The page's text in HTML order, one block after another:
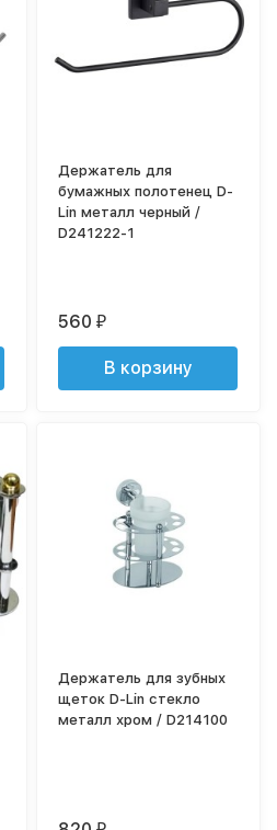
Держатель для
бумажных полотенец D-
Lin металл черный /
D241222-1
560₽
В корзину
Держатель для зубных
щеток D-Lin стекло
металл хром / D214100